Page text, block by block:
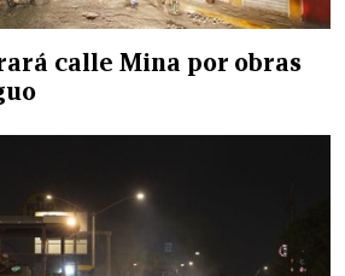
calle Mina por obras